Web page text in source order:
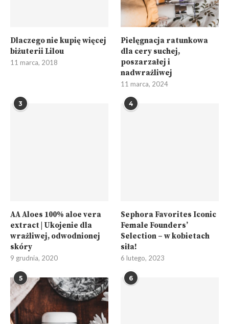
Dlaczego nie kupię więcej
biżuterii Lilou
11 marca, 2018
Pielęgnacja ratunkowa
dla cery suchej,
poszarzałej i
nadwrażliwej
11 marca, 2024
3
AA Aloes 100% aloe vera
extract | Ukojenie dla
wrażliwej, odwodnionej
skóry
9 grudnia, 2020
4
Sephora Favorites Iconic
Female Founders’
Selection – w kobietach
siła!
6 lutego, 2023
5 6